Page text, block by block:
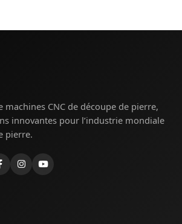
machines CNC de découpe de pierre,
innovantes pour l’industrie mondiale
pierre.